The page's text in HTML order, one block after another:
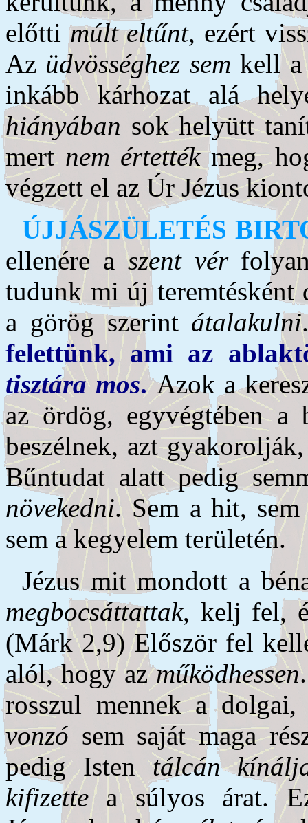
előttimúlt eltűnt, ezért
Az üdvösséghez sem kell a
inkább kárhozat alá
hiányában sok helyütt
mert nem értettékmeg,
végzett el az Úr Jézus
ÚJJÁSZÜLETÉS
ellenére aszent vér
tudunk mi új teremtésként
a görög szerint átalakulni
felettünk, ami az
tisztára mos.Azok a
az ördög, egyvégtében
beszélnek, azt
Bűntudat alatt pedig
növekedni. Sem a hit,
sem a kegyelem területén.
Jézus mit mondott a
megbocsáttattak, kelj fel,
(Márk 2,9) Először fel
alól, hogy azműködhessen
rosszul men­nek a
vonzó sem saját maga
pedig Istentálcán
kifizettea súlyos árat.